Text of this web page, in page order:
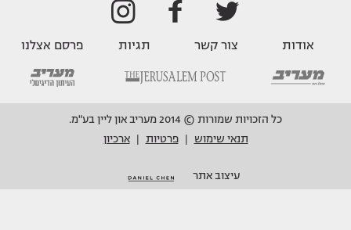
אודות צור קשר תגיות פרסם אצלנו
כל הזכויות שמורות © 2014 מעריב און ליין בע"מ.
תנאי שימוש
פרטיות ארכיון
עיצוב אתר